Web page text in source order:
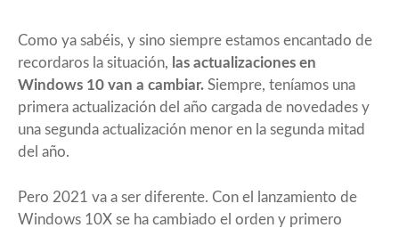
Como ya sabéis, y sino siempre estamos encantado de
recordaros la situación, las actualizaciones en
Windows 10 van a cambiar. Siempre, teníamos una
primera actualización del año cargada de novedades y
una segunda actualización menor en la segunda mitad
del año.
Pero 2021 va a ser diferente. Con el lanzamiento de
Windows 10X se ha cambiado el orden y primero